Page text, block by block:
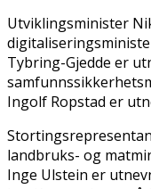
Utviklingsminister
Tybring-Gjedde er
Ingolf Ropstad er
landbruks- og
Inge Ulstein er